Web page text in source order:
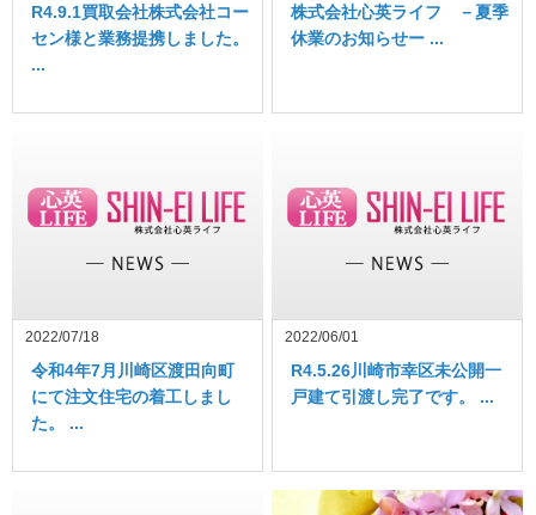
R4.9.1買取会社株式会社コー
セン様と業務提携しました。
...
株式会社心英ライフ －夏季
休業のお知らせー ...
2022/07/18
令和4年7月川崎区渡田向町
にて注文住宅の着工しまし
た。 ...
2022/06/01
R4.5.26川崎市幸区未公開一
戸建て引渡し完了です。 ...